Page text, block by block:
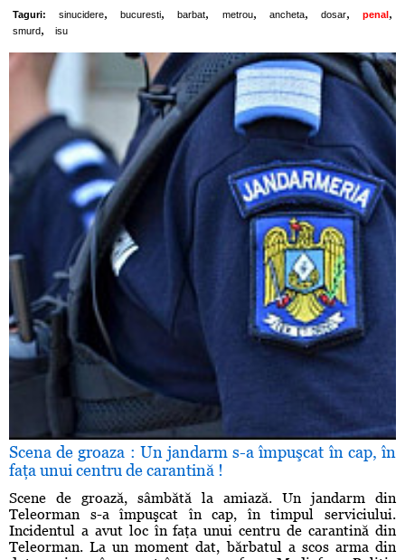
Taguri: sinucidere, bucuresti, barbat, metrou, ancheta, dosar, penal ,
smurd, isu
Scena de groaza : Un jandarm s-a împuşcat în cap, în
faţa unui centru de carantină !
Scene de groază, sâmbătă la amiază. Un jandarm din
Teleorman s-a împuşcat în cap, în timpul serviciului.
Incidentul a avut loc în faţa unui centru de carantină din
Teleorman. La un moment dat, bărbatul a scos arma din